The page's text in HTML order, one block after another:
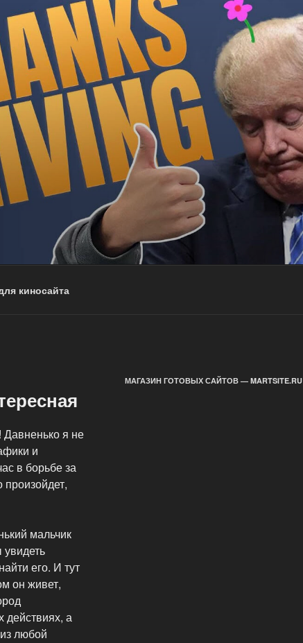
киносайта
я не
и
в борьбе за
произойдет,
мальчик
его. И тут
он живет,
действиях, а
любой
МАГАЗИН ГОТОВЫХ САЙТОВ — MARTSITE.RU